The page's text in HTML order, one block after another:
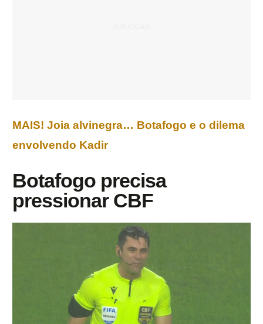
MAIS! Joia alvinegra… Botafogo e o dilema
envolvendo Kadir
Botafogo precisa
pressionar CBF